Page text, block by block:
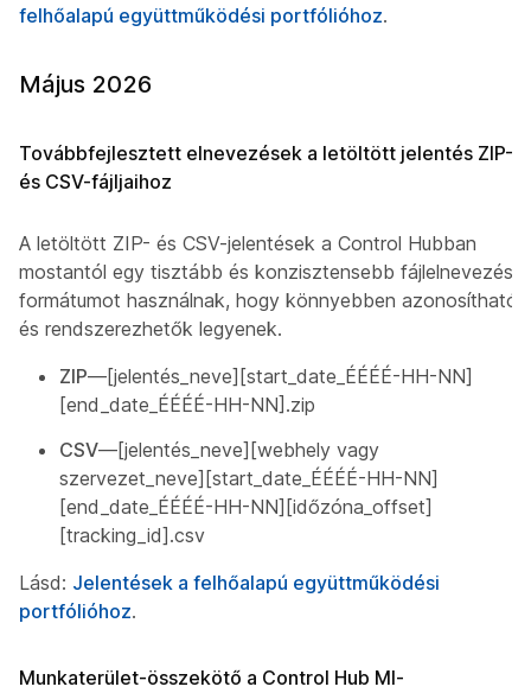
felhőalapú együttműködési portfólióhoz.
Május 2026
Továbbfejlesztett elnevezések a letöltött jelentés ZIP-
és CSV-fájljaihoz
A letöltött ZIP- és CSV-jelentések a Control Hubban
mostantól egy tisztább és konzisztensebb fájlelnevezési
formátumot használnak, hogy könnyebben azonosíthatók
és rendszerezhetők legyenek.
ZIP—[jelentés_neve][start_date_ÉÉÉÉ-HH-NN]
[end_date_ÉÉÉÉ-HH-NN].zip
CSV—[jelentés_neve][webhely vagy
szervezet_neve][start_date_ÉÉÉÉ-HH-NN]
[end_date_ÉÉÉÉ-HH-NN][időzóna_offset]
[tracking_id].csv
Lásd: Jelentések a felhőalapú együttműködési
portfólióhoz.
Munkaterület-összekötő a Control Hub MI-